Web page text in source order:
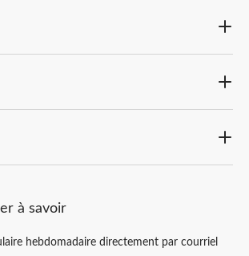
à savoir
hebdomadaire directement par courriel